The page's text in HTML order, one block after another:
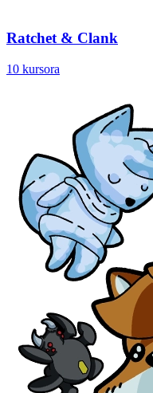
Ratchet & Clank
10 kursora